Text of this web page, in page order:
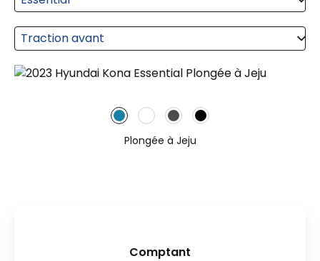
Plongée à Jeju
Comptant